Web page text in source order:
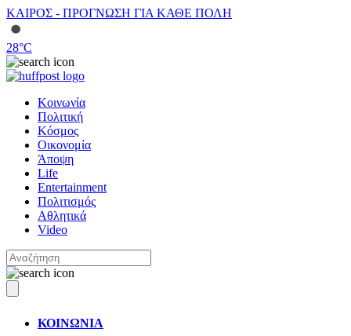
ΚΑΙΡΟΣ - ΠΡΟΓΝΩΣΗ ΓΙΑ ΚΑΘΕ ΠΟΛΗ
28°C
Κοινωνία
Πολιτική
Κόσμος
Οικονομία
Άποψη
Life
Entertainment
Πολιτισμός
Αθλητικά
Video
ΚΟΙΝΩΝΙΑ